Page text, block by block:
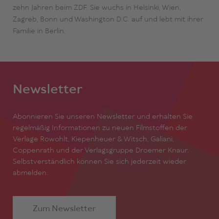
zehn Jahren beim ZDF. Sie wuchs in Helsinki, Wien,
Zagreb, Bonn und Washington D.C. auf und lebt mit ihrer
Familie in Berlin.
Newsletter
Abonnieren Sie unseren Newsletter und erhalten Sie
regelmäßig Informationen zu neuen Filmstoffen der
Verlage Rowohlt, Kiepenheuer & Witsch, Galiani,
Coppenrath und der Verlagsgruppe Droemer Knaur.
Selbstverständlich können Sie sich jederzeit wieder
abmelden.
Zum Newsletter